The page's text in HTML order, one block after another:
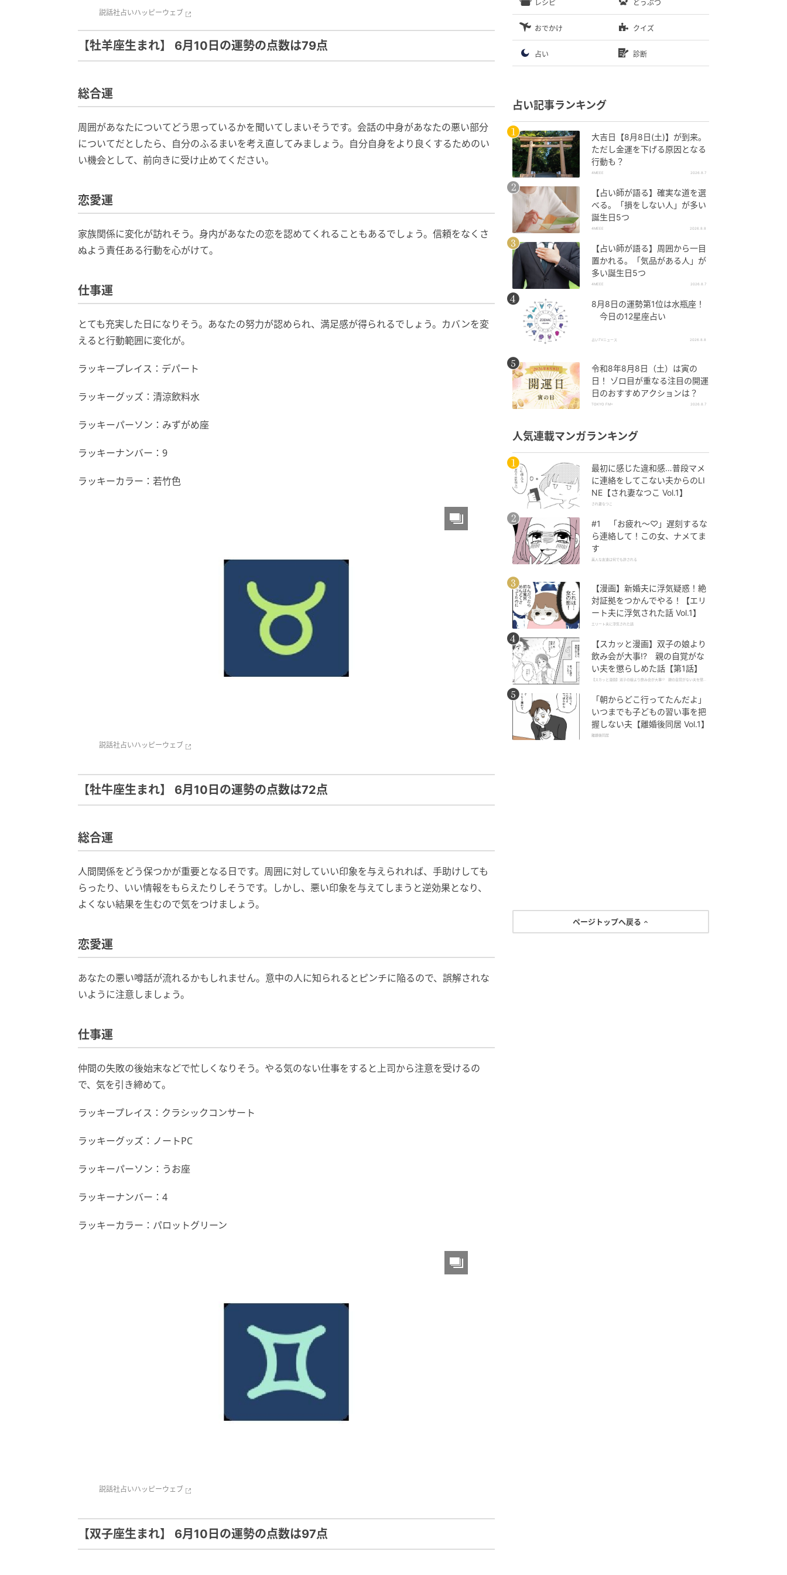
説話社占いハッピーウェブ
【牡羊座生まれ】 6月10日の運勢の点数は79点
総合運
周囲があなたについてどう思っているかを聞いてしまいそうです。会話の中身があなたの悪い部分
についてだとしたら、自分のふるまいを考え直してみましょう。自分自身をより良くするためのい
い機会として、前向きに受け止めてください。
恋愛運
家族関係に変化が訪れそう。身内があなたの恋を認めてくれることもあるでしょう。信頼をなくさ
ぬよう責任ある行動を心がけて。
仕事運
とても充実した日になりそう。あなたの努力が認められ、満足感が得られるでしょう。カバンを変
えると行動範囲に変化が。
ラッキープレイス：デパート
ラッキーグッズ：清涼飲料水
ラッキーパーソン：みずがめ座
ラッキーナンバー：9
ラッキーカラー：若竹色
説話社占いハッピーウェブ
【牡牛座生まれ】 6月10日の運勢の点数は72点
総合運
人間関係をどう保つかが重要となる日です。周囲に対していい印象を与えられれば、手助けしても
らったり、いい情報をもらえたりしそうです。しかし、悪い印象を与えてしまうと逆効果となり、
よくない結果を生むので気をつけましょう。
恋愛運
あなたの悪い噂話が流れるかもしれません。意中の人に知られるとピンチに陥るので、誤解されな
いように注意しましょう。
仕事運
仲間の失敗の後始末などで忙しくなりそう。やる気のない仕事をすると上司から注意を受けるの
で、気を引き締めて。
ラッキープレイス：クラシックコンサート
ラッキーグッズ：ノートPC
ラッキーパーソン：うお座
ラッキーナンバー：4
ラッキーカラー：パロットグリーン
説話社占いハッピーウェブ
【双子座生まれ】 6月10日の運勢の点数は97点
レシピ どうぶつ
おでかけ クイズ
占い 診断
占い記事ランキング
大吉日【8月8日(土)】が到来。
ただし金運を下げる原因となる
行動も？
4MEEE 2026.8.7
【占い師が語る】確実な道を選
べる。「損をしない人」が多い
誕生日5つ
4MEEE 2026.8.8
【占い師が語る】周囲から一目
置かれる。「気品がある人」が
多い誕生日5つ
4MEEE 2026.8.7
8月8日の運勢第1位は水瓶座！
今日の12星座占い
占いTVニュース 2026.8.8
令和8年8月8日（土）は寅の
日！ ゾロ目が重なる注目の開運
日のおすすめアクションは？
TOKYO FM+ 2026.8.7
人気連載マンガランキング
最初に感じた違和感…普段マメ
に連絡をしてこない夫からのLI
NE【され妻なつこ Vol.1】
され妻なつこ
#1 「お疲れ〜♡」遅刻するな
ら連絡して！この女、ナメてま
す
美人な友達は何でも許される
【漫画】新婚夫に浮気疑惑！絶
対証拠をつかんでやる！【エリ
ート夫に浮気された話 Vol.1】
エリート夫に浮気された話
【スカッと漫画】双子の娘より
飲み会が大事!? 親の自覚がな
い夫を懲らしめた話【第1話】
【スカッと漫画】双子の娘より飲み会が大事!? 親の自覚がない夫を懲ら
「朝からどこ行ってたんだよ」
いつまでも子どもの習い事を把
握しない夫【離婚後同居 Vol.1】
離婚後同居
ページトップへ戻る